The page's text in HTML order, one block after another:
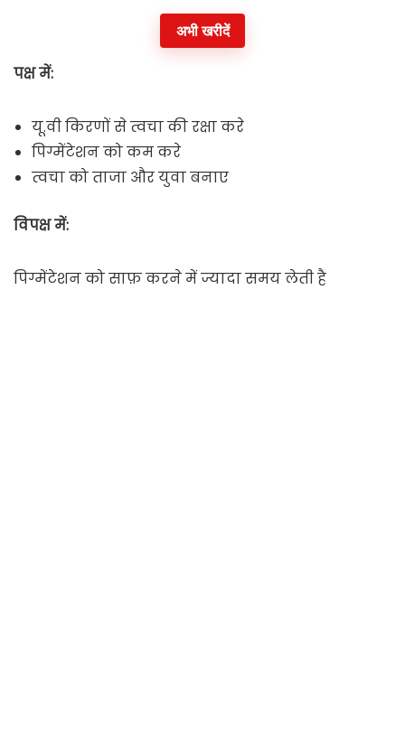
अभी खरीदें
पक्ष में:
यू.वी किरणों से त्वचा की रक्षा करे
पिग्मेंटेशन को कम करे
त्वचा को ताजा और युवा बनाए
विपक्ष में:
पिग्मेंटेशन को साफ़ करने में ज्यादा समय लेती है